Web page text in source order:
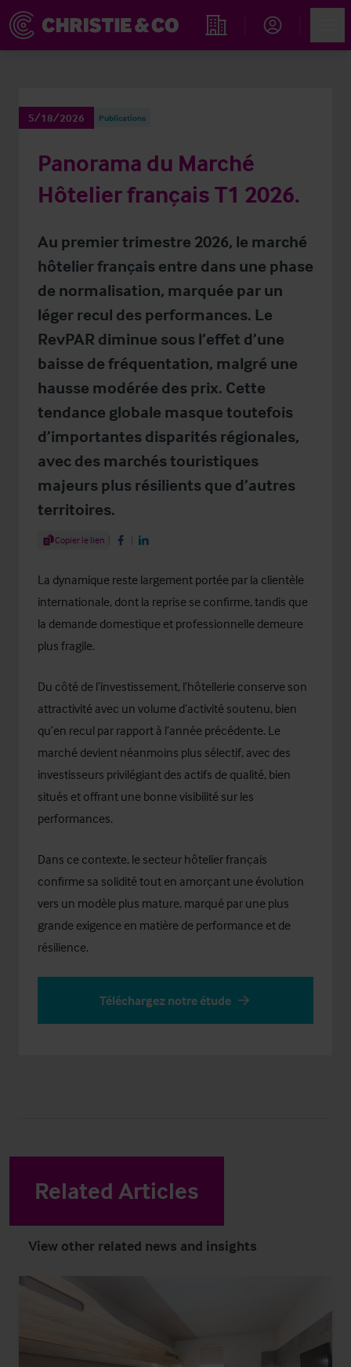
Rechercher un hôtel
5/18/2026 Publications
Panorama du Marché
Hôtelier français T1 2026.
Au premier trimestre 2026, le marché
hôtelier français entre dans une phase
de normalisation, marquée par un
léger recul des performances. Le
RevPAR diminue sous l’effet d’une
baisse de fréquentation, malgré une
hausse modérée des prix. Cette
tendance globale masque toutefois
d’importantes disparités régionales,
avec des marchés touristiques
majeurs plus résilients que d’autres
territoires.
Share Article
Copier le lien Share on Facebook
Share on LinkedIn
La dynamique reste largement portée par la clientèle
internationale, dont la reprise se confirme, tandis que
la demande domestique et professionnelle demeure
plus fragile.
Du côté de l’investissement, l’hôtellerie conserve son
attractivité avec un volume d’activité soutenu, bien
qu’en recul par rapport à l’année précédente. Le
marché devient néanmoins plus sélectif, avec des
investisseurs privilégiant des actifs de qualité, bien
situés et offrant une bonne visibilité sur les
performances.
Dans ce contexte, le secteur hôtelier français
confirme sa solidité tout en amorçant une évolution
vers un modèle plus mature, marqué par une plus
grande exigence en matière de performance et de
résilience.
Téléchargez notre étude
Related Articles
View other related news and insights